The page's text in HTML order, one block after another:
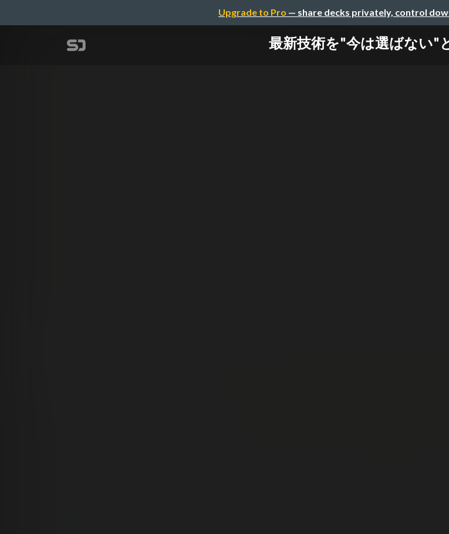
Upgrade to Pro — share decks privately, control
最新技術を"今は選ばない"